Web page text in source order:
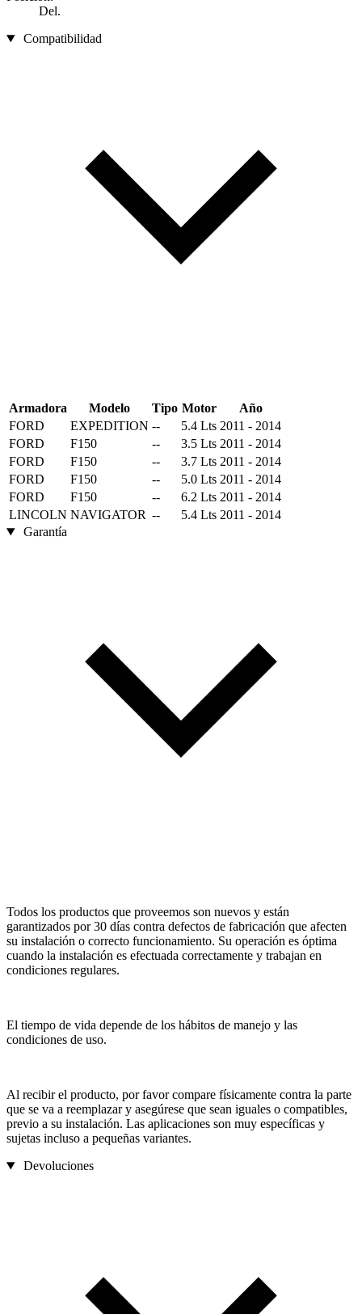
Del.
Compatibilidad
Armadora Modelo Tipo Motor
Año
FORD
EXPEDITION -- 5.4 Lts 2011 - 2014
FORD
F150 -- 3.5 Lts 2011 - 2014
FORD
F150 -- 3.7 Lts 2011 - 2014
FORD
F150 -- 5.0 Lts 2011 - 2014
FORD
F150 -- 6.2 Lts 2011 - 2014
LINCOLN NAVIGATOR -- 5.4 Lts 2011 - 2014
Garantía
Todos los productos que proveemos son nuevos y están
garantizados por 30 días contra defectos de fabricación que afecten
su instalación o correcto funcionamiento. Su operación es óptima
cuando la instalación es efectuada correctamente y trabajan en
condiciones regulares.
El tiempo de vida depende de los hábitos de manejo y las
condiciones de uso.
Al recibir el producto, por favor compare físicamente contra la parte
que se va a reemplazar y asegúrese que sean iguales o compatibles,
previo a su instalación. Las aplicaciones son muy específicas y
sujetas incluso a pequeñas variantes.
Devoluciones